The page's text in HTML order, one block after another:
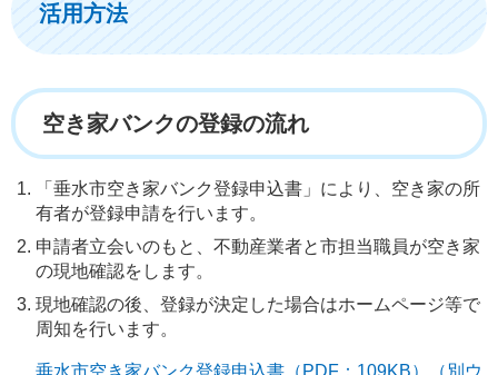
活用方法
空き家バンクの登録の流れ
「垂水市空き家バンク登録申込書」により、空き家の所
有者が登録申請を行います。
申請者立会いのもと、不動産業者と市担当職員が空き家
の現地確認をします。
現地確認の後、登録が決定した場合はホームページ等で
周知を行います。